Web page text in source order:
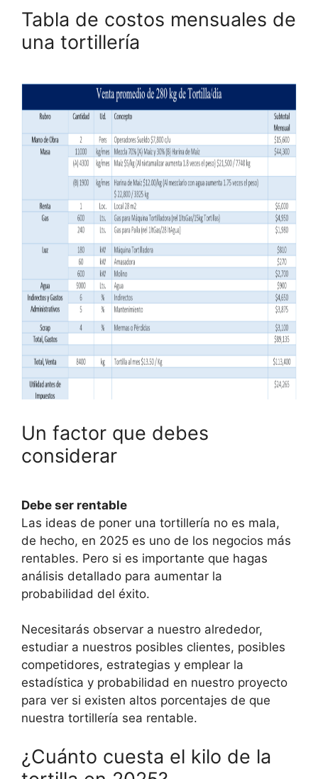
Tabla de costos mensuales de
una tortillería
Un factor que debes
considerar
Debe ser rentable
Las ideas de poner una tortillería no es mala,
de hecho, en 2025 es uno de los negocios más
rentables. Pero si es importante que hagas
análisis detallado para aumentar la
probabilidad del éxito.
Necesitarás observar a nuestro alrededor,
estudiar a nuestros posibles clientes, posibles
competidores, estrategias y emplear la
estadística y probabilidad en nuestro proyecto
para ver si existen altos porcentajes de que
nuestra tortillería sea rentable.
¿Cuánto cuesta el kilo de la